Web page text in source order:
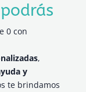
0 con
,
y
te brindamos